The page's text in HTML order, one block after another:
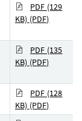
PDF (129
KB) (PDF)
PDF (135
KB) (PDF)
PDF (128
KB) (PDF)